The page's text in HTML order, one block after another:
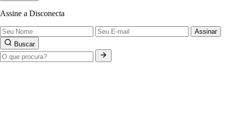
Assine a Disconecta
Assinar
Buscar